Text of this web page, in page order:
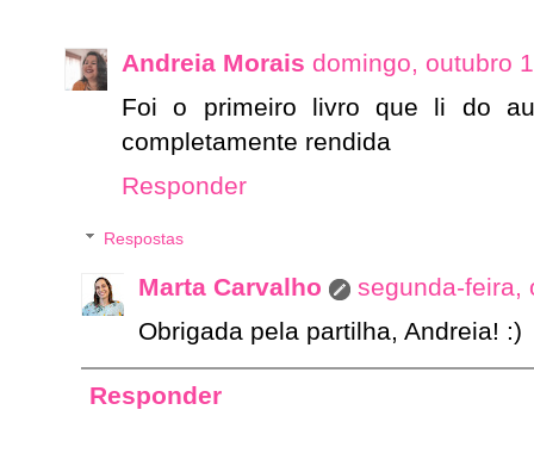
Andreia Morais domingo, outubro
Foi o primeiro livro que li do
completamente rendida
Responder
Respostas
Marta Carvalho
segunda-feira,
Obrigada pela partilha, Andreia! :)
Responder